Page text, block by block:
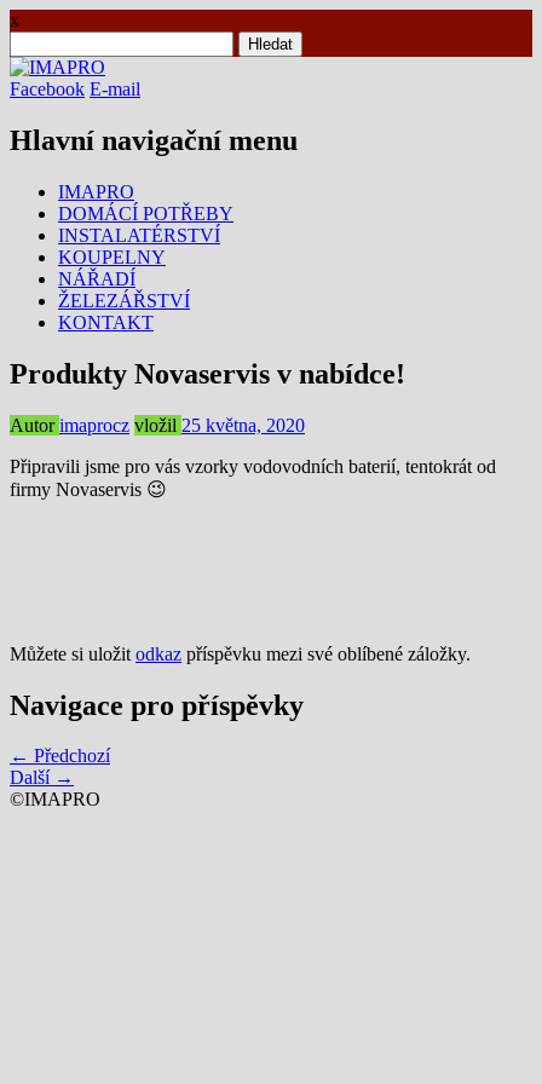
x
Facebook E-mail
Hlavní navigační menu
Přejít
obsahu
webu
IMAPRO
DOMÁCÍ POTŘEBY
INSTALATÉRSTVÍ
KOUPELNY
NÁŘADÍ
ŽELEZÁŘSTVÍ
KONTAKT
Produkty Novaservis v nabídce!
Autorimaprocz vložil 25 května, 2020
Připravili jsme pro vás vzorky vodovodních baterií, tentokrát od
firmy Novaservis 😉
Můžete si uložit odkaz příspěvku mezi své oblíbené záložky.
Navigace pro příspěvky
← Předchozí
Další →
©IMAPRO